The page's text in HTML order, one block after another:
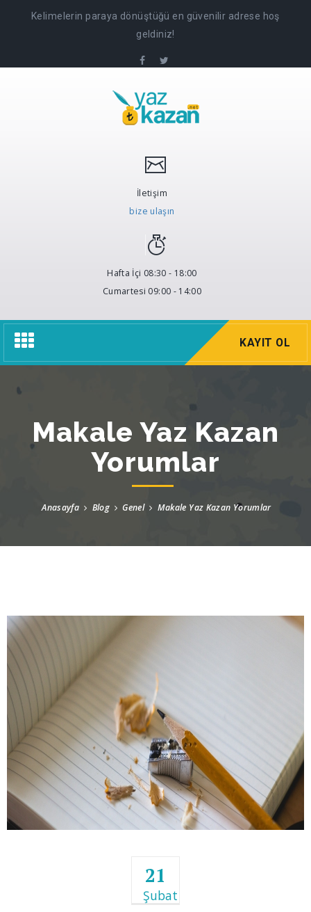
Kelimelerin paraya dönüştüğü en güvenilir adrese hoş
geldiniz!
İletişim
bize ulaşın
Hafta İçi 08:30 - 18:00
Cumartesi 09:00 - 14:00
Navigasyon
Menü
KAYIT OL
Makale Yaz Kazan
Yorumlar
Anasayfa Blog Genel Makale Yaz Kazan Yorumlar
21
Şubat